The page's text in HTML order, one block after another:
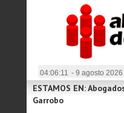
04:06:11 - 9 agosto 2026
ESTAMOS EN:
Garrobo